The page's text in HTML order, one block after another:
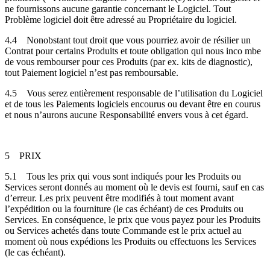
ne fournissons aucune garantie concernant le Logiciel. Tout
Problème logiciel doit être adressé au Propriétaire du logiciel.
4.4
Nonobstant tout droit que vous pourriez avoir de résilier un
Contrat pour certains Produits et toute obligation qui nous inco mbe
de vous rembourser pour ces Produits (par ex. kits de diagnostic),
tout Paiement logiciel n’est pas remboursable.
4.5
Vous serez entièrement responsable de l’utilisation du Logiciel
et de tous les Paiements logiciels encourus ou devant être en courus
et nous n’aurons aucune Responsabilité envers vous à cet égard.
5
PRIX
5.1
Tous les prix qui vous sont indiqués pour les Produits ou
Services seront donnés au moment où le devis est fourni, sauf en cas
d’erreur. Les prix peuvent être modifiés à tout moment avant
l’expédition ou la fourniture (le cas échéant) de ces Produits ou
Services. En conséquence, le prix que vous payez pour les Produits
ou Services achetés dans toute Commande est le prix actuel au
moment où nous expédions les Produits ou effectuons les Services
(le cas échéant).